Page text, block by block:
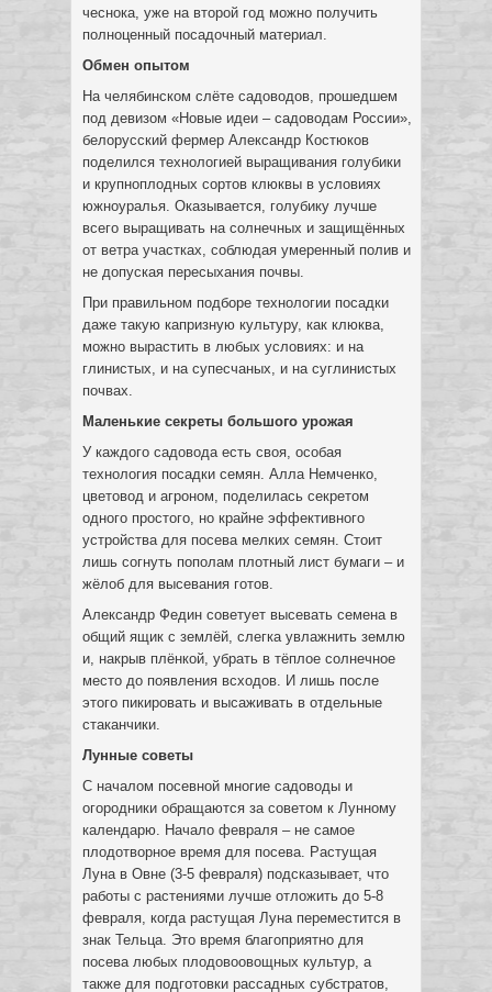
чеснока, уже на второй год можно получить
полноценный посадочный материал.
Обмен опытом
На челябинском слёте садоводов, прошедшем
под девизом «Новые идеи – садоводам России»,
белорусский фермер Александр Костюков
поделился технологией выращивания голубики
и крупноплодных сортов клюквы в условиях
южноуралья. Оказывается, голубику лучше
всего выращивать на солнечных и защищённых
от ветра участках, соблюдая умеренный полив и
не допуская пересыхания почвы.
При правильном подборе технологии посадки
даже такую капризную культуру, как клюква,
можно вырастить в любых условиях: и на
глинистых, и на супесчаных, и на суглинистых
почвах.
Маленькие секреты большого урожая
У каждого садовода есть своя, особая
технология посадки семян. Алла Немченко,
цветовод и агроном, поделилась секретом
одного простого, но крайне эффективного
устройства для посева мелких семян. Стоит
лишь согнуть пополам плотный лист бумаги – и
жёлоб для высевания готов.
Александр Федин советует высевать семена в
общий ящик с землёй, слегка увлажнить землю
и, накрыв плёнкой, убрать в тёплое солнечное
место до появления всходов. И лишь после
этого пикировать и высаживать в отдельные
стаканчики.
Лунные советы
С началом посевной многие садоводы и
огородники обращаются за советом к Лунному
календарю. Начало февраля – не самое
плодотворное время для посева. Растущая
Луна в Овне (3-5 февраля) подсказывает, что
работы с растениями лучше отложить до 5-8
февраля, когда растущая Луна переместится в
знак Тельца. Это время благоприятно для
посева любых плодовоовощных культур, а
также для подготовки рассадных субстратов,